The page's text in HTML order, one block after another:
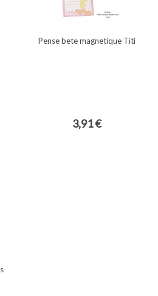
Pense bete magnetique Titi
3,91 €